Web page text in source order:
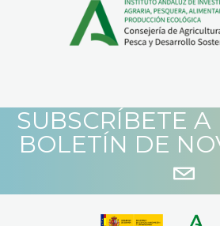
SUBSCRÍBETE A
BOLETÍN DE